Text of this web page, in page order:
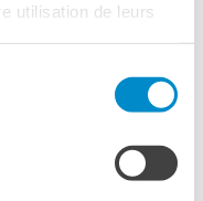
utilisation de leurs
delle
delle Fonti